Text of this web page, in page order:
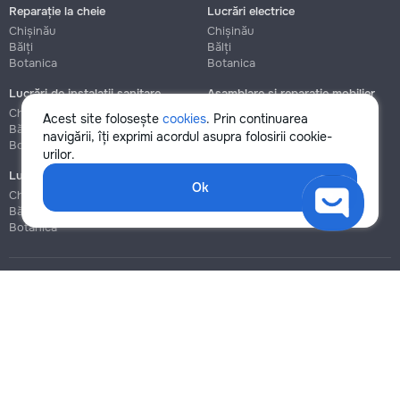
Acest site folosește cookies. Prin continuarea
navigării, îți exprimi acordul asupra folosirii cookie-
urilor.
Ok
Reparație la cheie
Chișinău
Bălți
Botanica
Lucrări electrice
Chișinău
Bălți
Botanica
Lucrări de instalații sanitare
Chișinău
Bălți
Botanica
Asamblare și reparație mobilier
Chișinău
Botanica
Lucrări de construcție și instalare
Chișinău
Bălți
Botanica